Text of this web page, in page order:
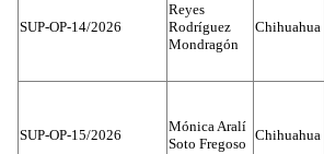
SUP-OP-14/2026
Reyes
Rodríguez
Mondragón
Chihuahua
SUP-OP-15/2026
Mónica Aralí
Soto Fregoso
Chihuahua